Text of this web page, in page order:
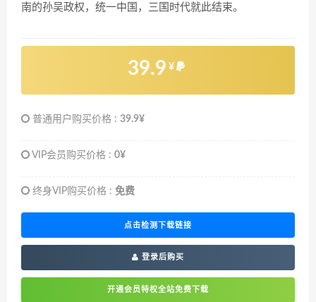
南的孙吴政权，统一中国，三国时代就此结束。
39.9 ¥
普通用户购买价格 : 39.9¥
VIP会员购买价格 : 0¥
终身VIP购买价格 : 免费
点击检测下载链接
登录后购买
开通会员特权全站免费下载